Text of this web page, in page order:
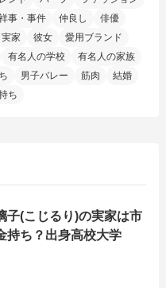
事・事件 仲良し
俳優
実家 彼女
愛用ブランド
有名人の学校
有名人の家族
男子バレー 筋肉
結婚
ち
子(こじるり)の実家は市
持ち？出身高校大学